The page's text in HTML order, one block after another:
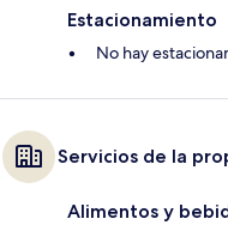
Estacionamiento
No hay
Servicios de la
Alimentos y